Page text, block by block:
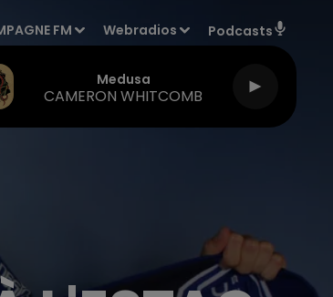
FM Webradios Podcasts
Medusa
CAMERON WHITCOMB